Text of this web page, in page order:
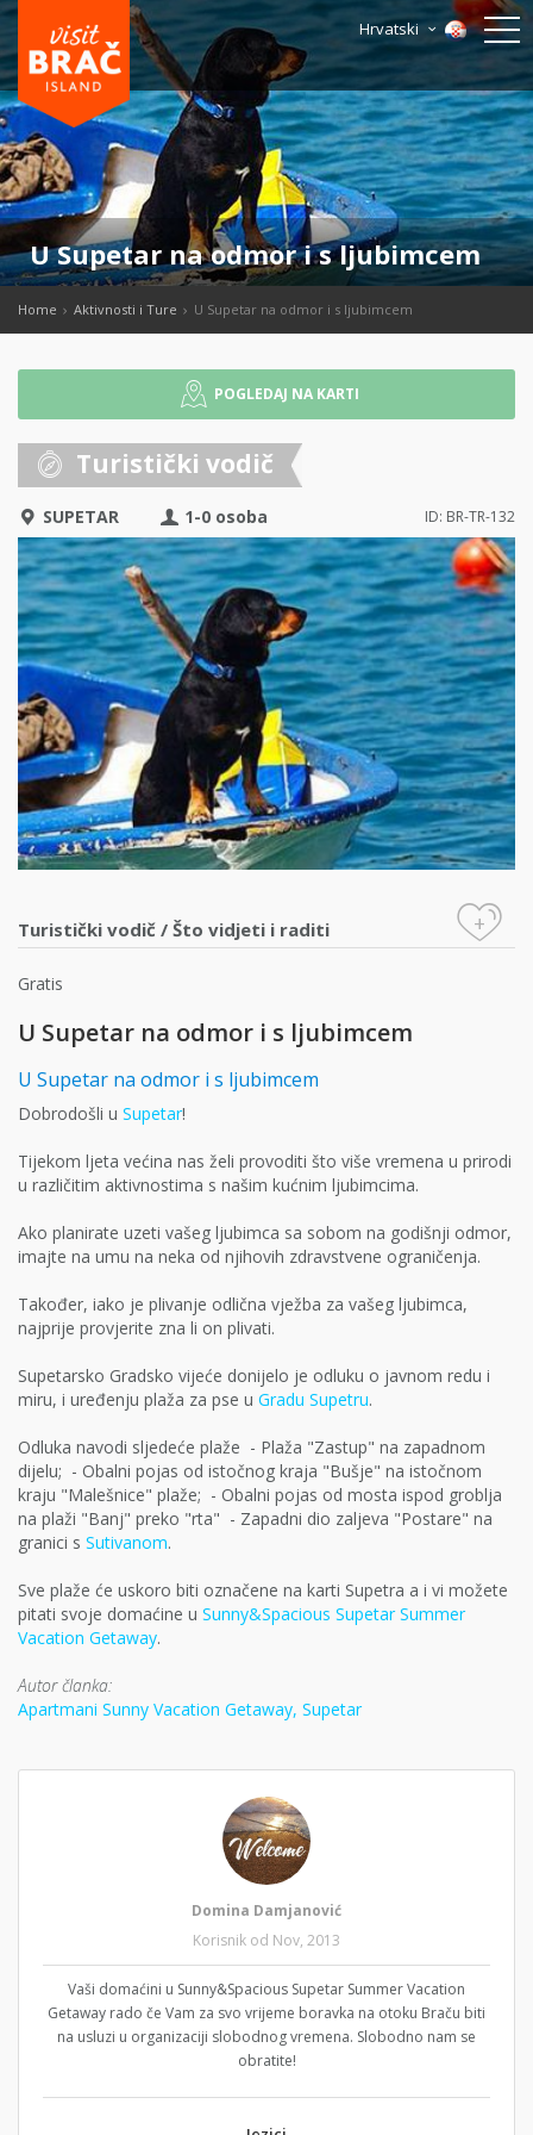
Hrvatski
U Supetar na odmor i s ljubimcem
Home Aktivnosti i Ture U Supetar na odmor i s ljubimcem
POGLEDAJ NA KARTI
Turistički vodič
SUPETAR 1-0 osoba ID: BR-TR-132
Turistički vodič / Što vidjeti i raditi +
Gratis
U Supetar na odmor i s ljubimcem
U Supetar na odmor i s ljubimcem
Dobrodošli u Supetar!
Tijekom ljeta većina nas želi provoditi što više vremena u prirodi
u različitim aktivnostima s našim kućnim ljubimcima.
Ako planirate uzeti vašeg ljubimca sa sobom na godišnji odmor,
imajte na umu na neka od njihovih zdravstvene ograničenja.
Također, iako je plivanje odlična vježba za vašeg ljubimca,
najprije provjerite zna li on plivati.
Supetarsko Gradsko vijeće donijelo je odluku o javnom redu i
miru, i uređenju plaža za pse u Gradu Supetru.
Odluka navodi sljedeće plaže - Plaža "Zastup" na zapadnom
dijelu; - Obalni pojas od istočnog kraja "Bušje" na istočnom
kraju "Malešnice" plaže; - Obalni pojas od mosta ispod groblja
na plaži "Banj" preko "rta" - Zapadni dio zaljeva "Postare" na
granici s Sutivanom.
Sve plaže će uskoro biti označene na karti Supetra a i vi možete
pitati svoje domaćine u Sunny&Spacious Supetar Summer
Vacation Getaway.
Autor članka:
Apartmani Sunny Vacation Getaway, Supetar
Domina Damjanović
Korisnik od Nov, 2013
Vaši domaćini u Sunny&Spacious Supetar Summer Vacation
Getaway rado če Vam za svo vrijeme boravka na otoku Braču biti
na usluzi u organizaciji slobodnog vremena. Slobodno nam se
obratite!